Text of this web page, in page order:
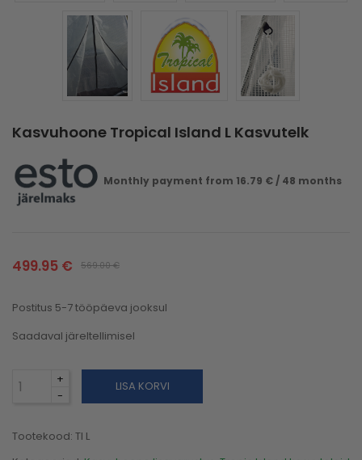
Kasvuhoone Tropical Island L Kasvutelk
Monthly payment from 16.79 €/ 48 months
569.00€
499.95 €
Postitus 5-7 tööpäeva jooksul
Saadaval järeltellimisel
LISA KORVI
Tootekood: TI L